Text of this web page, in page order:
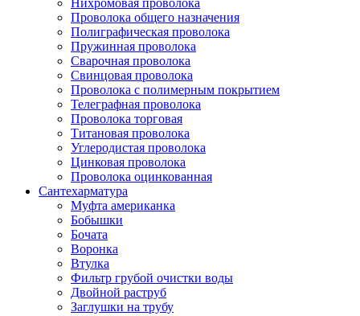
Нихромовая проволока
Проволока общего назначения
Полиграфическая проволока
Пружинная проволока
Сварочная проволока
Свинцовая проволока
Проволока с полимерным покрытием
Телеграфная проволока
Проволока торговая
Титановая проволока
Углеродистая проволока
Цинковая проволока
Проволока оцинкованная
Сантехарматура
Муфта американка
Бобышки
Бочата
Воронка
Втулка
Фильтр грубой очистки воды
Двойной раструб
Заглушки на трубу